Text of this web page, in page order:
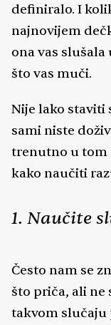
definiralo. I
najnovijem
ona vas
što vas muči.
Nije lako staviti
sami niste
trenutno u tom
kako naučiti
1. Naučite
Često nam se
što priča, ali ne
takvom